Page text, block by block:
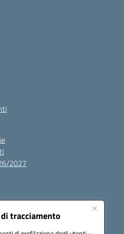
tracciamento
2027